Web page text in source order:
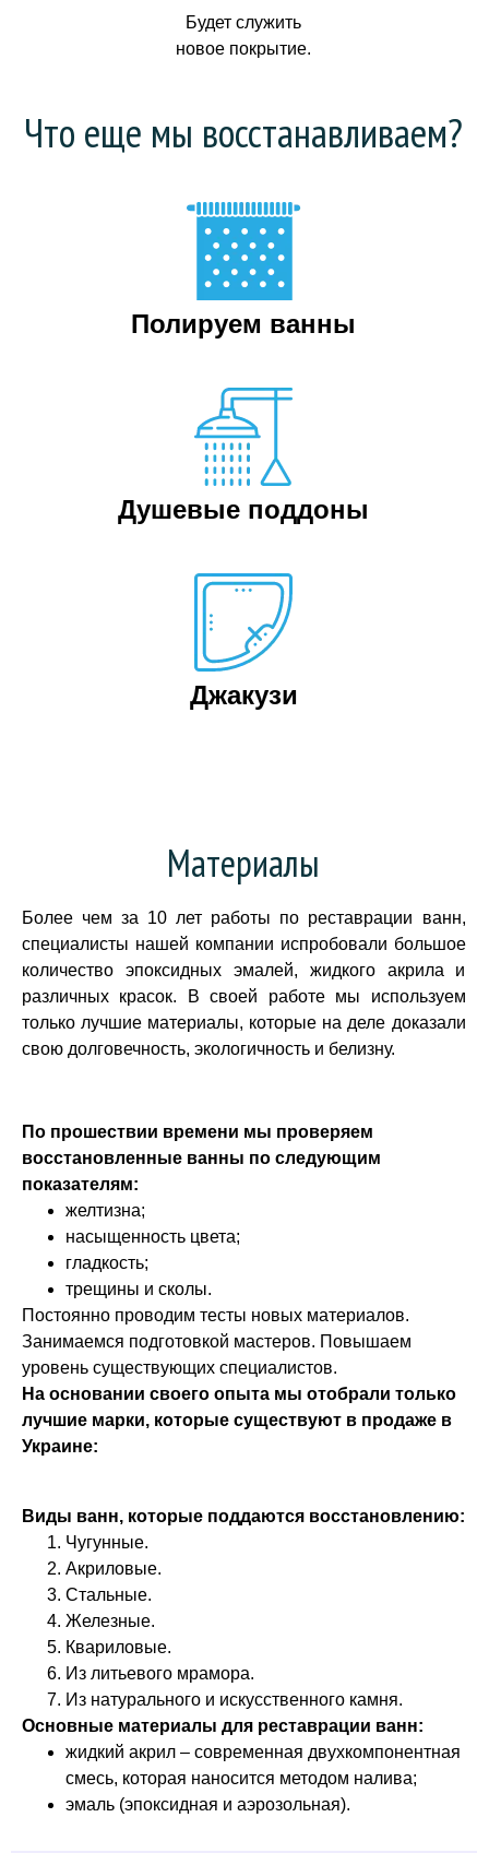
Будет служить
новое покрытие.
Что еще мы восстанавливаем?
Полируем ванны
Душевые поддоны
Джакузи
Материалы
Более чем за 10 лет работы по реставрации ванн,
специалисты нашей компании испробовали большое
количество эпоксидных эмалей, жидкого акрила и
различных красок. В своей работе мы используем
только лучшие материалы, которые на деле доказали
свою долговечность, экологичность и белизну.
По прошествии времени мы проверяем
восстановленные ванны по следующим
показателям:
желтизна;
насыщенность цвета;
гладкость;
трещины и сколы.
Постоянно проводим тесты новых материалов.
Занимаемся подготовкой мастеров. Повышаем
уровень существующих специалистов.
На основании своего опыта мы отобрали только
лучшие марки, которые существуют в продаже в
Украине:
Виды ванн, которые поддаются восстановлению:
Чугунные.
Акриловые.
Стальные.
Железные.
Квариловые.
Из литьевого мрамора.
Из натурального и искусственного камня.
Основные материалы для реставрации ванн:
жидкий акрил – современная двухкомпонентная
смесь, которая наносится методом налива;
эмаль (эпоксидная и аэрозольная).